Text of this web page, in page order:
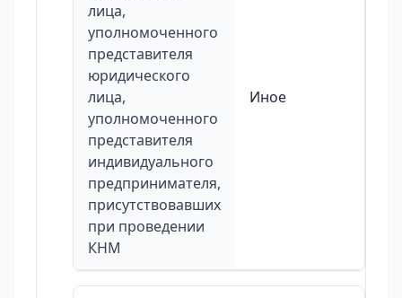
лица,
уполномоченного
представителя
юридического
лица,
уполномоченного
представителя
индивидуального
предпринимателя,
присутствовавших
при проведении
КНМ
Иное